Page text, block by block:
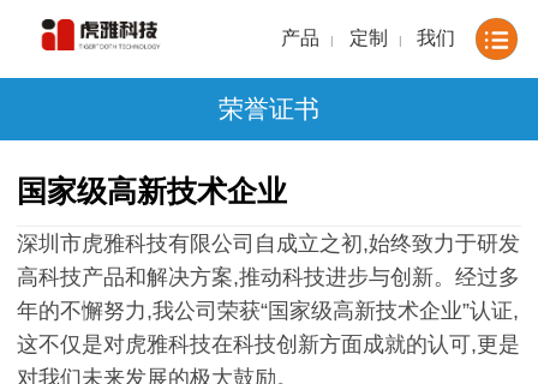
产品 | 定制 | 我们
荣誉证书
国家级高新技术企业
深圳市虎雅科技有限公司自成立之初,始终致力于研发
高科技产品和解决方案,推动科技进步与创新。经过多
年的不懈努力,我公司荣获“国家级高新技术企业”认证,
这不仅是对虎雅科技在科技创新方面成就的认可,更是
对我们未来发展的极大鼓励。